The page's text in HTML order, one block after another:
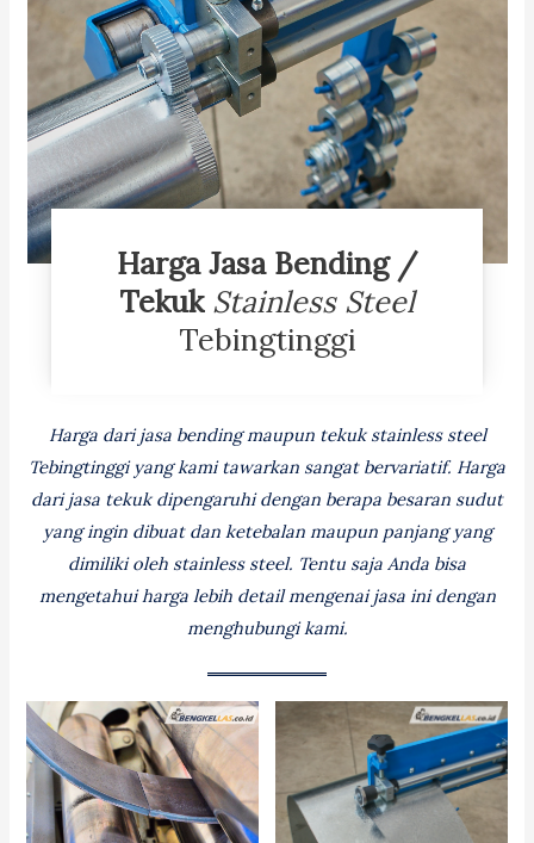
Harga Jasa Bending /
Tekuk Stainless Steel
Tebingtinggi
Harga dari jasa bending maupun tekuk stainless steel
Tebingtinggi yang kami tawarkan sangat bervariatif. Harga
dari jasa tekuk dipengaruhi dengan berapa besaran sudut
yang ingin dibuat dan ketebalan maupun panjang yang
dimiliki oleh stainless steel. Tentu saja Anda bisa
mengetahui harga lebih detail mengenai jasa ini dengan
menghubungi kami.